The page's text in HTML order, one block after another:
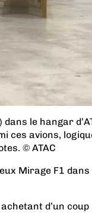
le hangar
ces avions,
© ATAC
Mirage F1 dans
d’un coup